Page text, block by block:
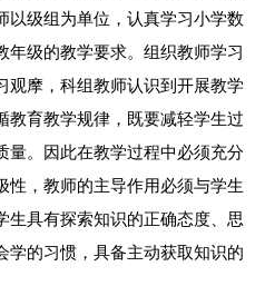
以级组为单位，认真学习小学数
年级的教学要求。组织教师学习
观摩，科组教师认识到开展教学
教育教学规律，既要减轻学生过
量。因此在教学过程中必须充分
性，教师的主导作用必须与学生
生具有探索知识的正确态度、思
学的习惯，具备主动获取知识的